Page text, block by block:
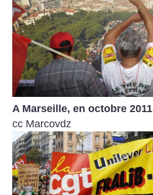
A Marseille, en octobre 2011
cc Marcovdz